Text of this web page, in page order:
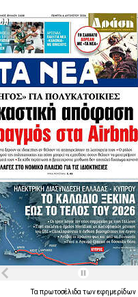
Τα πρωτοσέλιδα τωνεφημερίδων